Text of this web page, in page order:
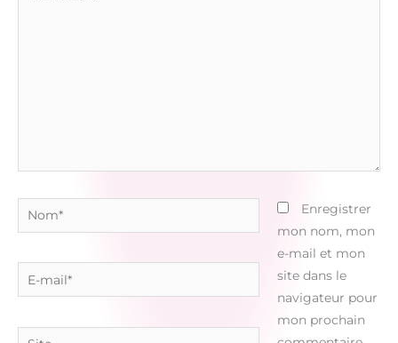
Nom*
E-
mail*
Site
Enregistrer
mon nom, mon
e-mail et mon
site dans le
navigateur pour
mon prochain